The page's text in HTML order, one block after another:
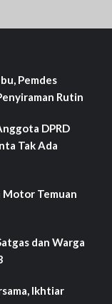
Pemdes
Rutin
DPRD
Tak Ada
Motor Temuan
dan Warga
Ikhtiar